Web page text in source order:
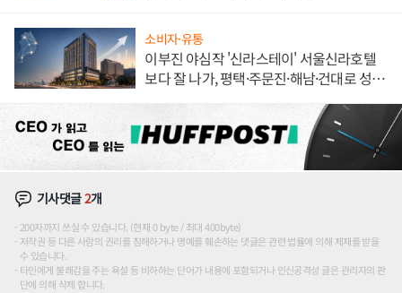
소비자·유통
이부진 야심작 '신라스테이' 서울신라호텔
보다 잘 나가, 평택·주문진·해남·건대로 성
기사댓글2개
200자까지 쓰실 수 있습니다. (현재 0 byte / 최대 400byte)
저작권 등 다른 사람의 권리를 침해하거나 명예를 훼손하는 댓글은 관련 법률에 의해 제재를 받을
수 있습니다.
타인에게 불쾌감을 주는 욕설 등 비하하는 단어가 내용에 포함되거나 인신공격성 글은 관리자의 판
단에 의해 삭제 합니다.